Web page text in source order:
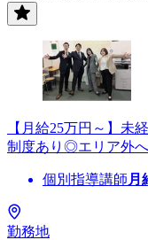
【月給25万円～】未
制度あり◎エリア外
個別指導講師 月
勤務地